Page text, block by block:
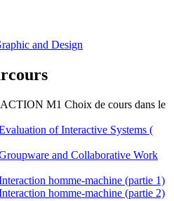
and Design
M1 Choix de cours dans le
of Interactive Systems (
and Collaborative Work
homme-machine (partie 1)
homme-machine (partie 2)